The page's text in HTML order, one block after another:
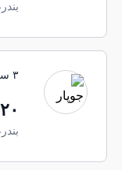
۳ ستاره ۶ تخته کویر